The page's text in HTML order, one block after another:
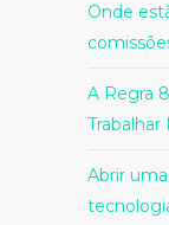
Onde
A Regra
Abrir